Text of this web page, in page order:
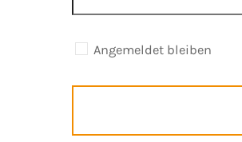
Angemeldet bleiben